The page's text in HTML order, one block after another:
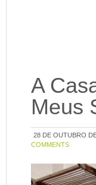
A
Meus
28 DE OUTUBRO
COMMENTS